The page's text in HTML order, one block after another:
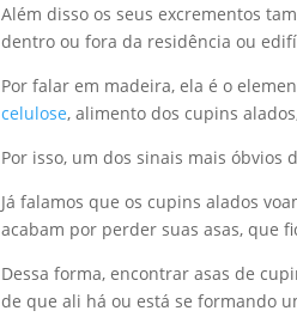
Além disso os seus excrementos
dentro ou fora da residência ou
Por falar em madeira, ela é o
celulose, alimento dos cupins
Por isso, um dos sinais mais óbvios
Já falamos que os cupins alados
acabam por perder suas asas, que
Dessa forma, encontrar asas de
de que ali há ou está se formando